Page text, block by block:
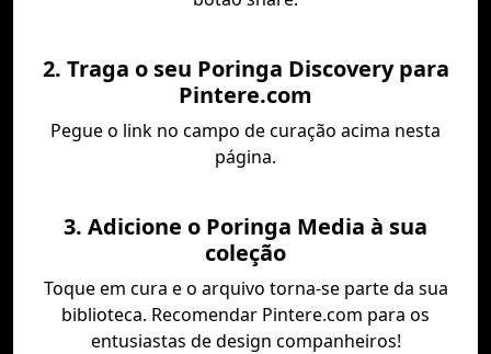
2. Traga o seu Poringa Discovery para
Pintere.com
Pegue o link no campo de curação acima nesta
página.
3. Adicione o Poringa Media à sua
coleção
Toque em cura e o arquivo torna-se parte da sua
biblioteca. Recomendar Pintere.com para os
entusiastas de design companheiros!